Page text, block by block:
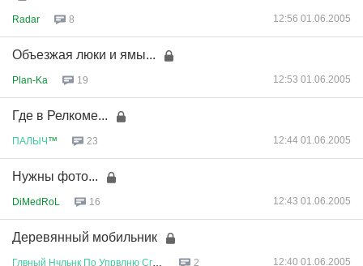
Radar 8 12:56 01.06.2005
Объезжая люки и ямы...
Plan-Ka 19 12:53 01.06.2005
Где в Релкоме...
ПАЛЫЧ™ 23 12:44 01.06.2005
Нужны фото...
DiMedRoL 16 12:43 01.06.2005
Деревянный мобильник
Глвный Нчльнк По Упрвлню Сглсв 2 12:40 01.06.2005